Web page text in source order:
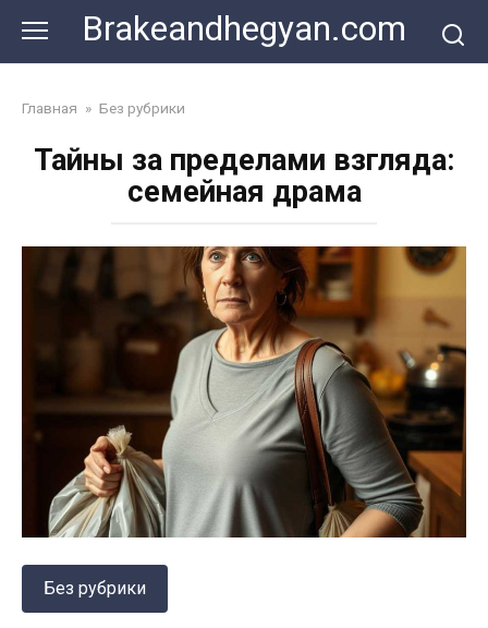
content
Brakeandhegyan.com
Главная » Без рубрики
Тайны за пределами взгляда:
семейная драма
Без рубрики